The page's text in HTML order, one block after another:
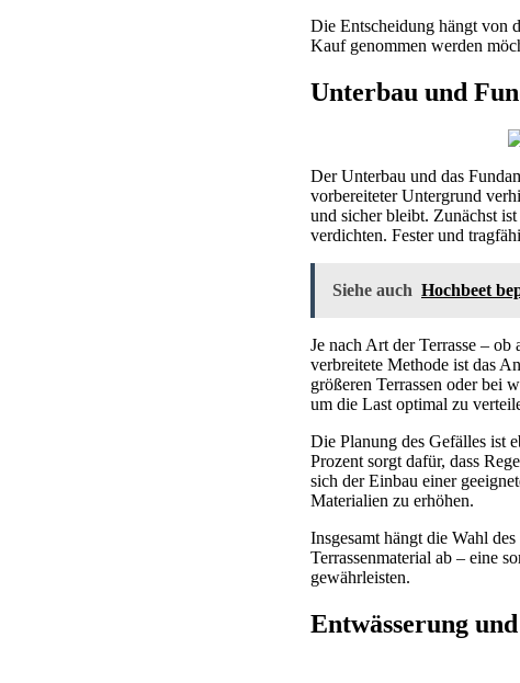
Die Entscheidung hängt von
Kauf genommen werden
Unterbau und
Der Unterbau und das
vorbereiteter Untergrund
und sicher bleibt. Zunächst
verdichten. Fester und
Siehe auch Hochbeet
Je nach Art der Terrasse –
verbreitete Methode ist das
größeren Terrassen oder bei
um die Last optimal zu
Die Planung des Gefälles ist
Prozent sorgt dafür, dass
sich der Einbau einer
Materialien zu erhöhen.
Insgesamt hängt die Wahl
Terrassenmaterial ab – eine
gewährleisten.
Entwässerung